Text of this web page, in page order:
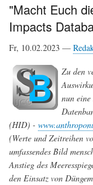
"Macht Euch
Impacts
Fr, 10.02.2023 —
Zu den
nun
(HID) -
(Werte und Zeitreihen
umfassendes Bild
Anstieg des
den Einsatz von